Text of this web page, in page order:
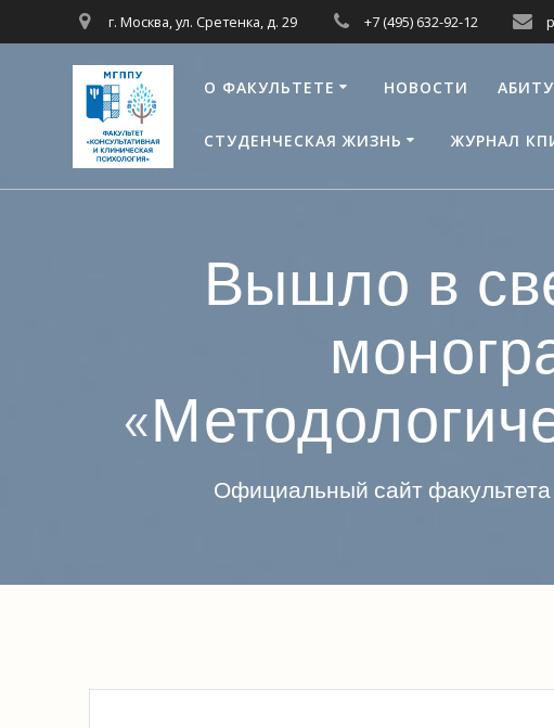
к
контенту
г. Москва, ул. Сретенка, д. 29 +7 (495) 632-92-12
О ФАКУЛЬТЕТЕ НОВОСТИ
СТУДЕНЧЕСКАЯ ЖИЗНЬ ЖУРНАЛ
Вышло в
Официальный сайт